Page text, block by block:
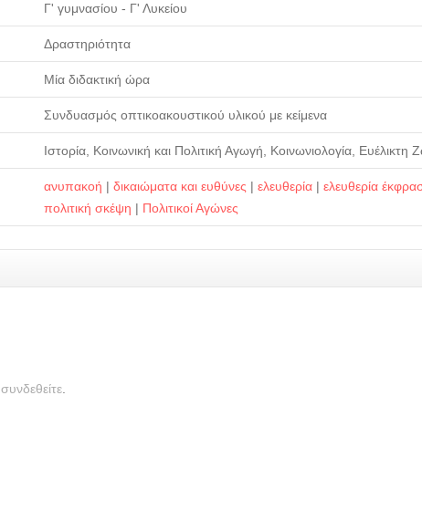
Γ' γυμνασίου - Γ' Λυκείου
Δραστηριότητα
Μία διδακτική ώρα
Συνδυασμός οπτικοακουστικού υλικού με κείμενα
Ιστορία, Κοινωνική και Πολιτική Αγωγή, Κοινωνιολογία, Ευέλικτη
ανυπακοή | δικαιώματα και ευθύνες | ελευθερία | ελευθερία
πολιτική σκέψη | Πολιτικοί Αγώνες
συνδεθείτε